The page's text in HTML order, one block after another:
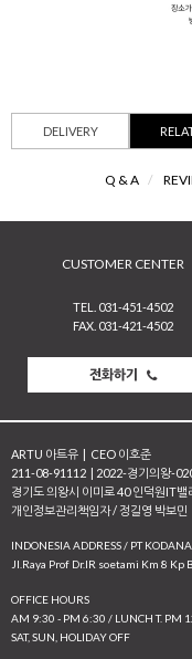
DELIVERY
Q & A /
CUSTOMER CENTER
TEL. 031-451-4502
FAX. 031-421-4502
전화하기
ARTU 아트유 | CEO 이호준
211-08-91112 | 2022-경기의왕-
경기도 의왕시 이미로 40 인덕원IT
개인정보관리책임자 / 정길영 박보민
INDONESIA ADDRESS / PT
JI.Raya Prof Dr.IR soetami Km 8
OFFICE HOURS
AM 9:30 - PM 6:30 / LUNCH T. PM
SAT, SUN, HOLIDAY OFF